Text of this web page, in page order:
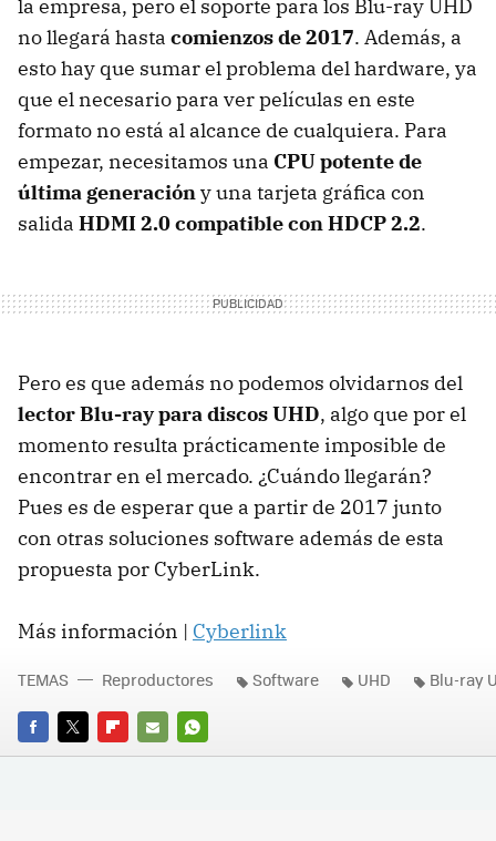
la empresa, pero el soporte para los Blu-ray UHD
no llegará hasta comienzos de 2017. Además, a
esto hay que sumar el problema del hardware, ya
que el necesario para ver películas en este
formato no está al alcance de cualquiera. Para
empezar, necesitamos una CPU potente de
última generacióny una tarjeta gráfica con
salida HDMI 2.0 compatible con HDCP 2.2.
Pero es que además no podemos olvidarnos del
lector Blu-ray para discos UHD, algo que por el
momento resulta prácticamente imposible de
encontrar en el mercado. ¿Cuándo llegarán?
Pues es de esperar que a partir de 2017 junto
con otras soluciones software además de esta
propuesta por CyberLink.
Más información | Cyberlink
FACEBOOK
TWITTERFLIPBOARD
E-
WHATSAPP
TEMAS Reproductores Software UHD Blu-ray